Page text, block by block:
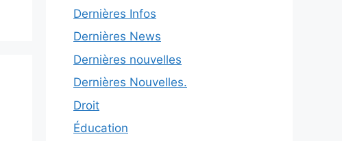
Dernières Infos
Dernières News
Dernières nouvelles
Dernières Nouvelles.
Droit
Éducation